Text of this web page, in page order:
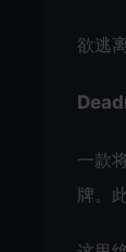
欲逃
一款
牌。